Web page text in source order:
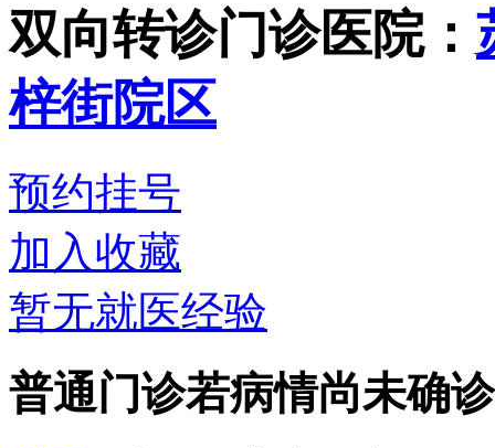
双向转诊门诊医院：
梓街院区
预约挂号
加入收藏
暂无就医经验
普通门诊若病情尚未确